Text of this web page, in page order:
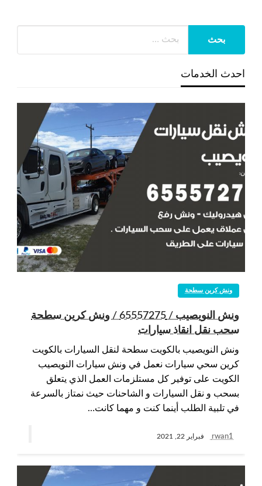
احدث الخدمات
ونش كرين سطحة
ونش النويصيب / 65557275 / ونش كرين سطحة
سحب نقل انقاذ سيارات
ونش النويصيب بالكويت سطحة لنقل السيارات بالكويت
كرين سحي سيارات نعمل في ونش سيارات النويصيب
الكويت على توفير كل مستلزمات العمل الذي يتعلق
بسحب و نقل السيارات و الشاحنات حيث نمتاز بالسرعة
في تلبية الطلب أينما كنت و مهما كانت…
rwan1 فبراير 22, 2021